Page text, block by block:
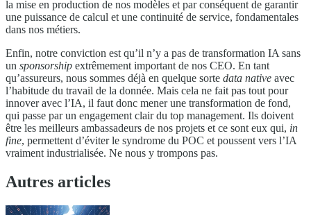
la mise en production de nos modèles et par conséquent de garantir
une puissance de calcul et une continuité de service, fondamentales
dans nos métiers.
Enfin, notre conviction est qu’il n’y a pas de transformation IA sans
un sponsorship extrêmement important de nos CEO. En tant
qu’assureurs, nous sommes déjà en quelque sorte data native avec
l’habitude du travail de la donnée. Mais cela ne fait pas tout pour
innover avec l’IA, il faut donc mener une transformation de fond,
qui passe par un engagement clair du top management. Ils doivent
être les meilleurs ambassadeurs de nos projets et ce sont eux qui, in
fine, permettent d’éviter le syndrome du POC et poussent vers l’IA
vraiment industrialisée. Ne nous y trompons pas.
Autres articles